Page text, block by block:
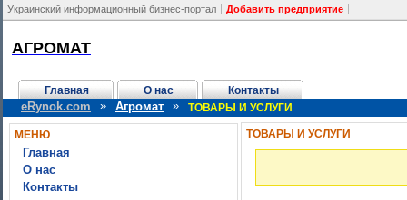
Украинский информационный бизнес-портал Добавить предприятие
АГРОМАТ
Главная О нас Контакты
eRynok.com » Агромат » ТОВАРЫ И УСЛУГИ
МЕНЮ
Главная
О нас
Контакты
ТОВАРЫ И УСЛУГИ